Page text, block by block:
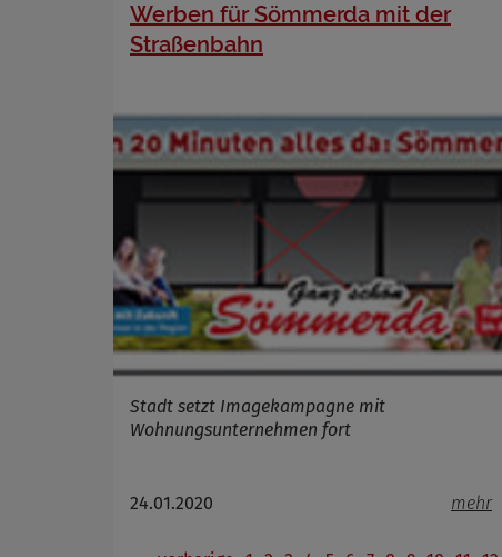
Werben für Sömmerda mit der
Straßenbahn
Stadt setzt Imagekampagne mit
Wohnungsunternehmen fort
24.01.2020 mehr